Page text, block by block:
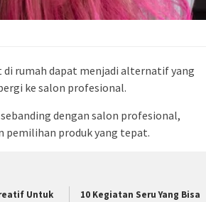
rumah dapat menjadi alternatif yang
ke salon profesional.
dengan salon profesional,
pemilihan produk yang tepat.
Untuk
10 Kegiatan Seru Yang Bisa